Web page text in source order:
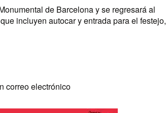
de Barcelona y se regresará al
incluyen autocar y entrada para el festejo,
correo electrónico